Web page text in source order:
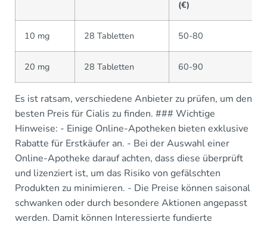
(€)
10 mg 28 Tabletten 50-80
20 mg 28 Tabletten 60-90
Es ist ratsam, verschiedene Anbieter zu prüfen, um den
besten Preis für Cialis zu finden. ### Wichtige
Hinweise: - Einige Online-Apotheken bieten exklusive
Rabatte für Erstkäufer an. - Bei der Auswahl einer
Online-Apotheke darauf achten, dass diese überprüft
und lizenziert ist, um das Risiko von gefälschten
Produkten zu minimieren. - Die Preise können saisonal
schwanken oder durch besondere Aktionen angepasst
werden. Damit können Interessierte fundierte